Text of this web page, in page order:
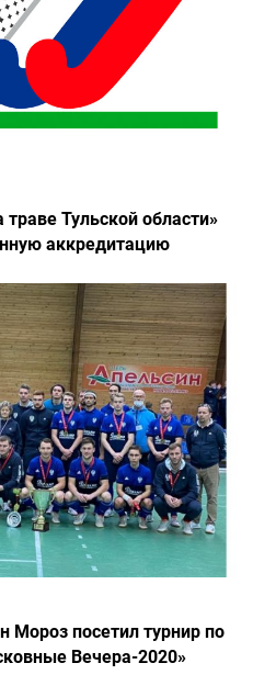
Тульской области»
аккредитацию
Мороз посетил турнир по
Вечера-2020»